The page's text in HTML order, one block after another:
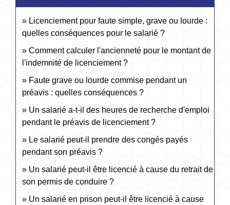
Licenciement pour faute simple, grave ou lourde :
quelles conséquences pour le salarié ?
Comment calculer l'ancienneté pour le montant de
l'indemnité de licenciement ?
Faute grave ou lourde commise pendant un
préavis : quelles conséquences ?
Un salarié a-t-il des heures de recherche d'emploi
pendant le préavis de licenciement ?
Le salarié peut-il prendre des congés payés
pendant son préavis ?
Un salarié peut-il être licencié à cause du retrait de
son permis de conduire ?
Un salarié en prison peut-il être licencié à cause